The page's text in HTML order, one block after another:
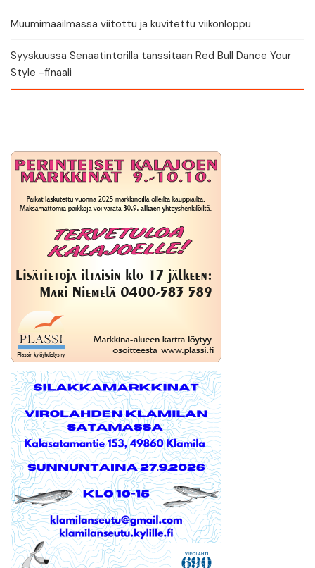
Muumimaailmassa viitottu ja kuvitettu viikonloppu
Syyskuussa Senaatintorilla tanssitaan Red Bull Dance Your
Style -finaali